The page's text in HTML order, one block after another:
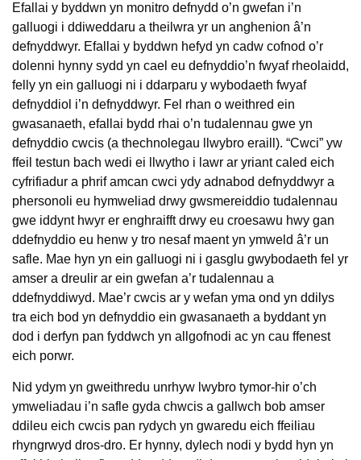
Efallai y byddwn yn monitro defnydd o’n gwefan i’n
galluogi i ddiweddaru a theilwra yr un anghenion â’n
defnyddwyr. Efallai y byddwn hefyd yn cadw cofnod o’r
dolenni hynny sydd yn cael eu defnyddio’n fwyaf rheolaidd,
felly yn ein galluogi ni i ddarparu y wybodaeth fwyaf
defnyddiol i’n defnyddwyr. Fel rhan o weithred ein
gwasanaeth, efallai bydd rhai o’n tudalennau gwe yn
defnyddio cwcis (a thechnolegau llwybro eraill). “Cwci” yw
ffeil testun bach wedi ei llwytho i lawr ar yriant caled eich
cyfrifiadur a phrif amcan cwci ydy adnabod defnyddwyr a
phersonoli eu hymweliad drwy gwsmereiddio tudalennau
gwe iddynt hwyr er enghraifft drwy eu croesawu hwy gan
ddefnyddio eu henw y tro nesaf maent yn ymweld â’r un
safle. Mae hyn yn ein galluogi ni i gasglu gwybodaeth fel yr
amser a dreulir ar ein gwefan a’r tudalennau a
ddefnyddiwyd. Mae’r cwcis ar y wefan yma ond yn ddilys
tra eich bod yn defnyddio ein gwasanaeth a byddant yn
dod i derfyn pan fyddwch yn allgofnodi ac yn cau ffenest
eich porwr.
Nid ydym yn gweithredu unrhyw lwybro tymor-hir o’ch
ymweliadau i’n safle gyda chwcis a gallwch bob amser
ddileu eich cwcis pan rydych yn gwaredu eich ffeiliau
rhyngrwyd dros-dro. Er hynny, dylech nodi y bydd hyn yn